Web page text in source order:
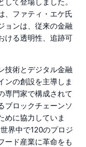
、ファティ・エケ氏
ョンは、従来の金融
ける透明性、追跡可
技術とデジタル金融
ンの創設を主導しま
専門家で構成されて
ブロックチェーンソ
めに協力していま
界中で120のプロジ
ード産業に革命をも